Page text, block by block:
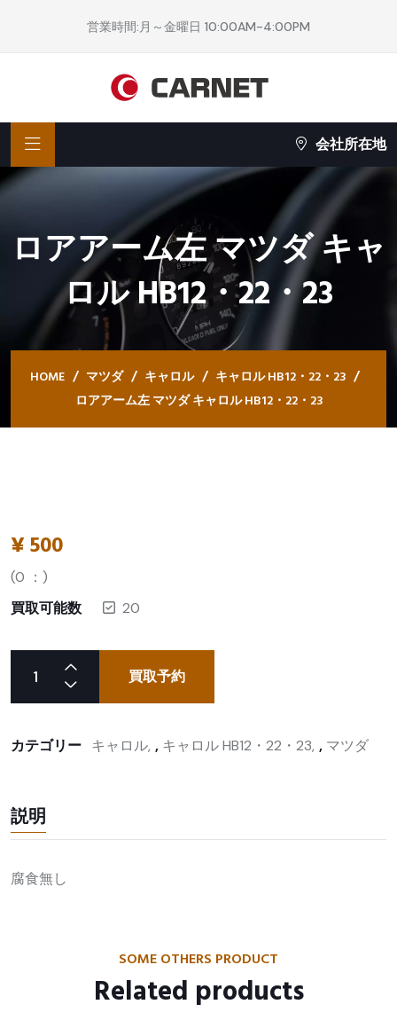
営業時間:月～金曜日 10:00AM-4:00PM
会社所在地
ロアアーム左 マツダ キャ
ロル HB12・22・23
HOME マツダ キャロル
キャロル HB12・22・23
ロアアーム左 マツダ キャロル HB12・22・23
¥500
(0 ：)
買取可能数
20
買取予約
カテゴリー キャロル , キャロル HB12・22・23 , マツダ
説明
腐食無し
SOME OTHERS PRODUCT
Related products